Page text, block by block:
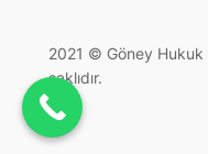
2021 © Göney Hukuk
saklıdır.